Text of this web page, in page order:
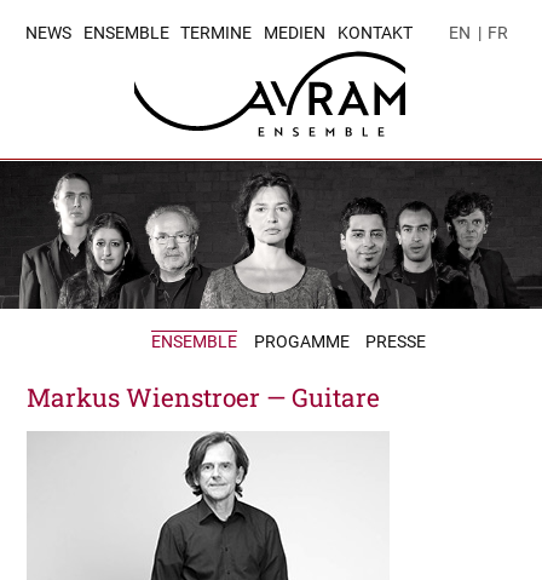
NEWS ENSEMBLE TERMINE MEDIEN KONTAKT EN | FR
ENSEMBLE PROGAMME PRESSE
Markus Wienstroer — Guitare